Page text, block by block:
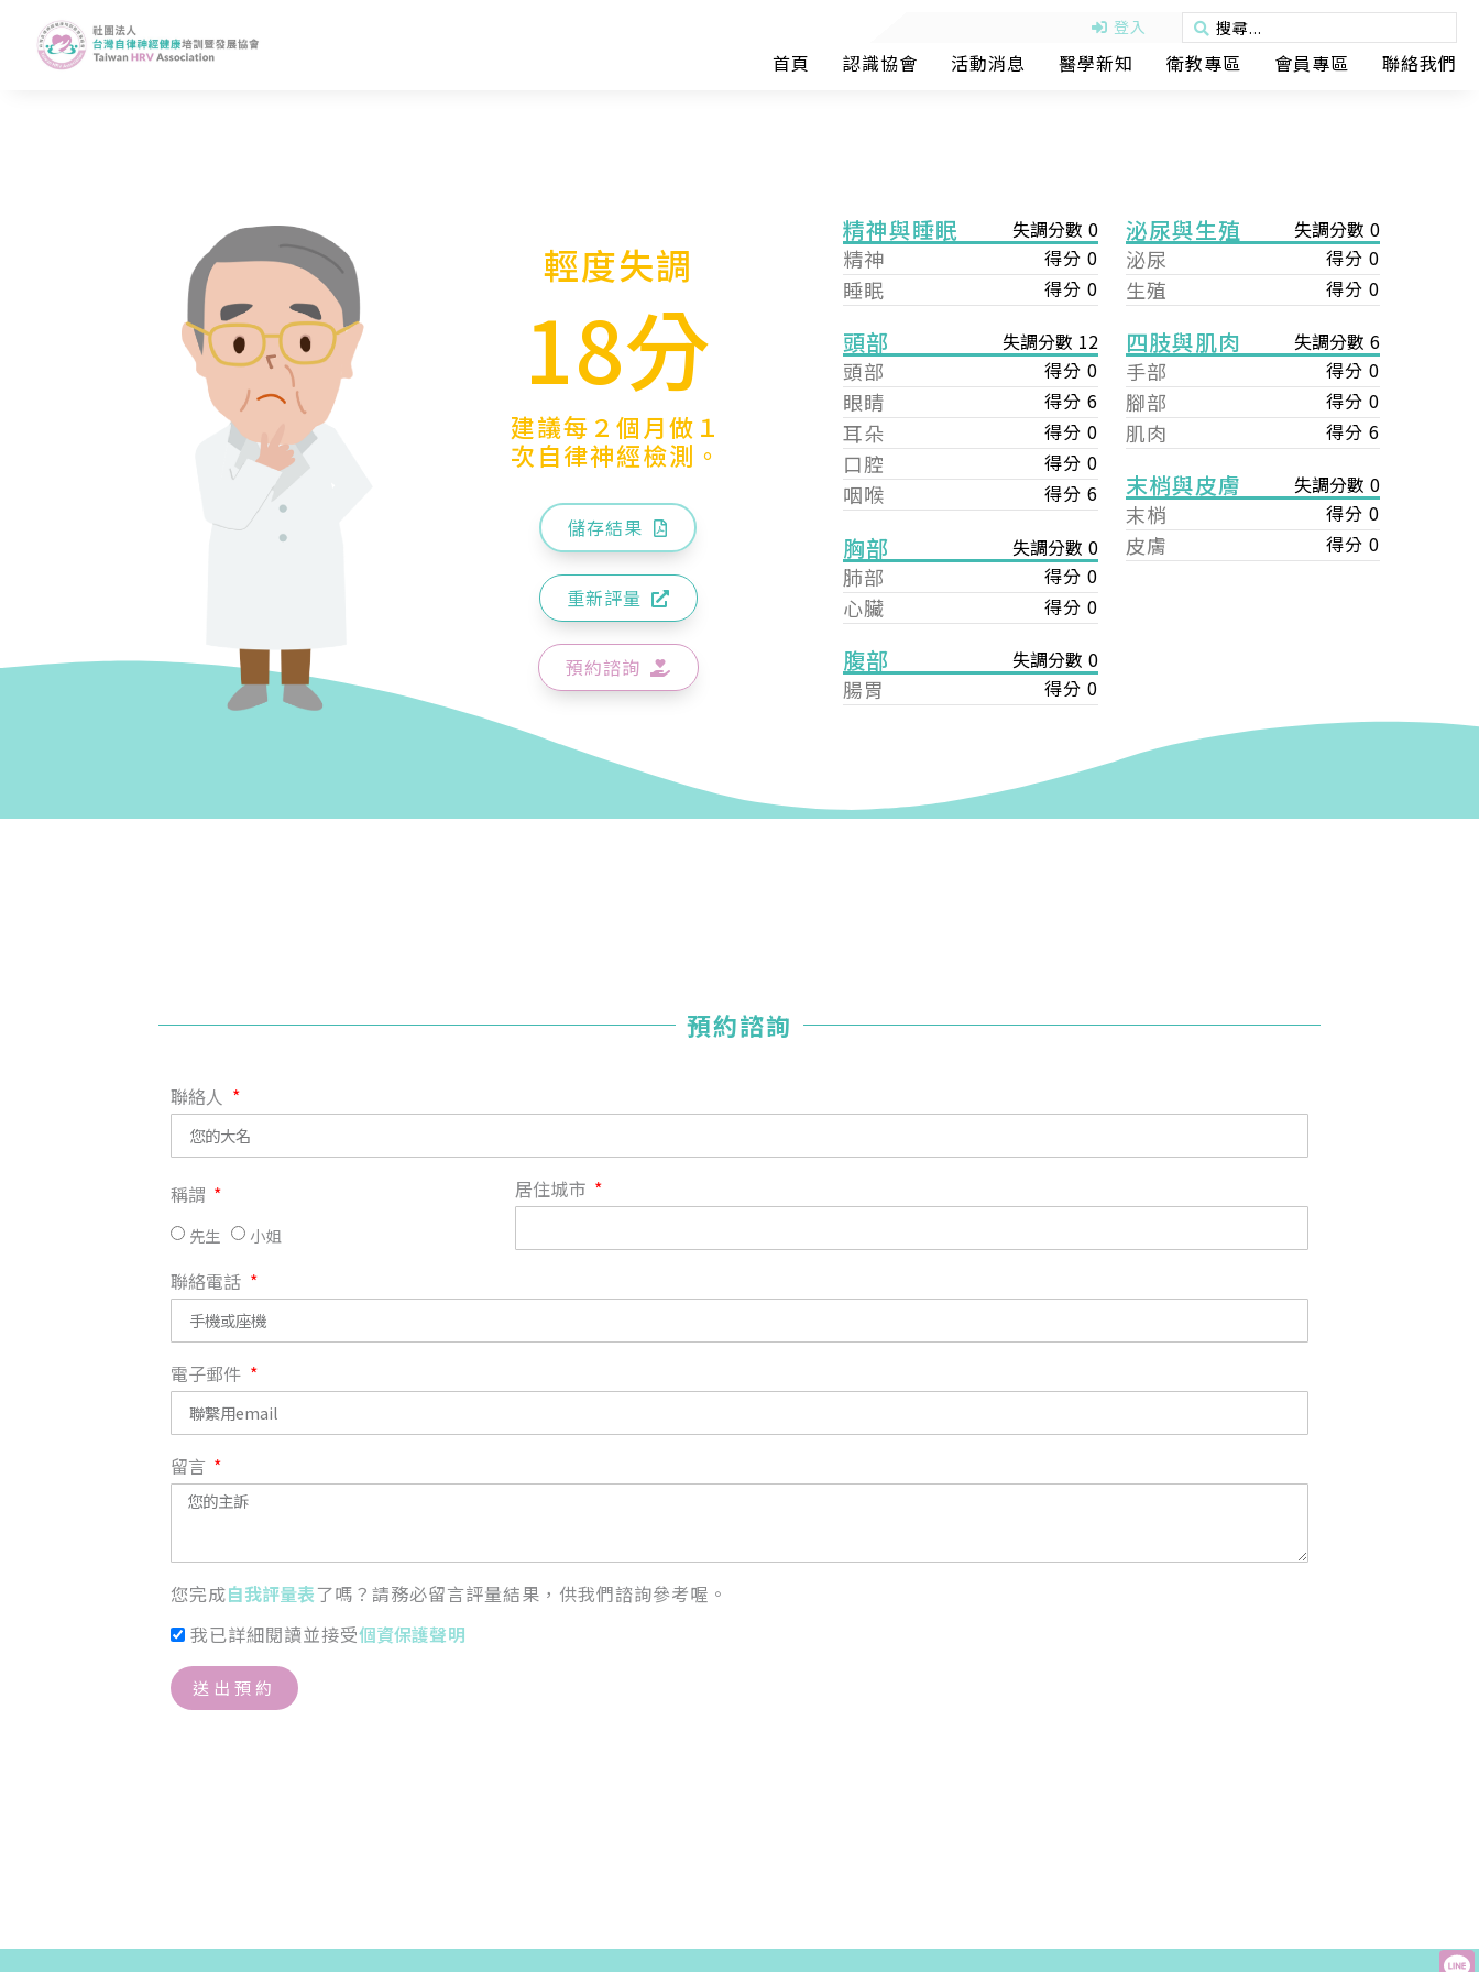
登入
首頁 認識協會 活動消息 醫學新知 衛教專區 會員專區 聯絡我們
輕度失調
18分
建議每２個月做１
次自律神經檢測。
儲存結果
重新評量
預約諮詢
精神與睡眠 失調分數 0
精神 得分 0
睡眠 得分 0
頭部 失調分數 12
頭部 得分 0
眼睛 得分 6
耳朵 得分 0
口腔 得分 0
咽喉 得分 6
胸部 失調分數 0
肺部 得分 0
心臟 得分 0
腹部 失調分數 0
腸胃 得分 0
泌尿與生殖 失調分數 0
泌尿 得分 0
生殖 得分 0
四肢與肌肉 失調分數 6
手部 得分 0
腳部 得分 0
肌肉 得分 6
末梢與皮膚 失調分數 0
末梢 得分 0
皮膚 得分 0
預約諮詢
聯絡人
稱謂
先生 小姐
居住城市
聯絡電話
電子郵件
留言
您完成自我評量表了嗎？請務必留言評量結果，供我們諮詢參考喔。
我已詳細閱讀並接受個資保護聲明
送出預約
您好，您的會員申請，已成功送出，經本協會理事會審核
【會費】
入會費新臺幣1200元，於會員入會時繳納；常年會費1200
元，於每年度繳納。
戶名: 社團法人台灣自律神經健康培訓暨發展協會